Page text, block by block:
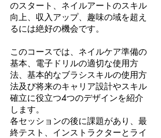
のスタート、ネイルアートのスキル
向上、収入アップ、趣味の域を超え
るには絶好の機会です。
このコースでは、ネイルケア準備の
基本、電子ドリルの適切な使用方
法、基本的なブラシスキルの使用方
法及び将来のキャリア設計やスキル
確立に役立つ4つのデザインを紹介
します。
各セッションの後に課題があり、最
終テスト、インストラクターとライ